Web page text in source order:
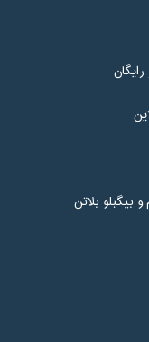
بلاتن